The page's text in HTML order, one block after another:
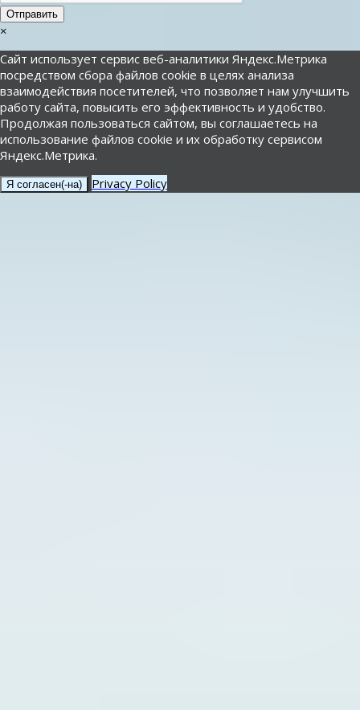
Отправить
×
Сайт использует сервис веб-аналитики Яндекс.Метрика
посредством сбора файлов cookie в целях анализа
взаимодействия посетителей, что позволяет нам улучшить
работу сайта, повысить его эффективность и удобство.
Продолжая пользоваться сайтом, вы соглашаетесь на
использование файлов cookie и их обработку сервисом
Яндекс.Метрика.
Я согласен(-на) Privacy Policy